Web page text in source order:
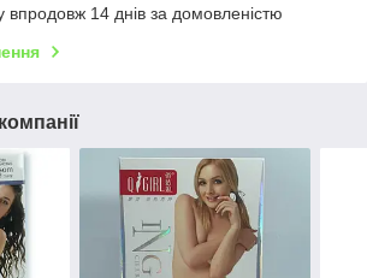
впродовж 14 днів за домовленістю